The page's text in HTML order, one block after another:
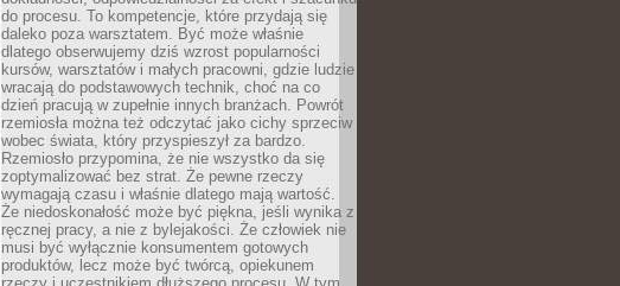
do procesu. To kompetencje, które przydają się
daleko poza warsztatem. Być może właśnie
dlatego obserwujemy dziś wzrost popularności
kursów, warsztatów i małych pracowni, gdzie ludzie
wracają do podstawowych technik, choć na co
dzień pracują w zupełnie innych branżach. Powrót
rzemiosła można też odczytać jako cichy sprzeciw
wobec świata, który przyspieszył za bardzo.
Rzemiosło przypomina, że nie wszystko da się
zoptymalizować bez strat. Że pewne rzeczy
wymagają czasu i właśnie dlatego mają wartość.
Że niedoskonałość może być piękna, jeśli wynika z
ręcznej pracy, a nie z bylejakości. Że człowiek nie
musi być wyłącznie konsumentem gotowych
produktów, lecz może być twórcą, opiekunem